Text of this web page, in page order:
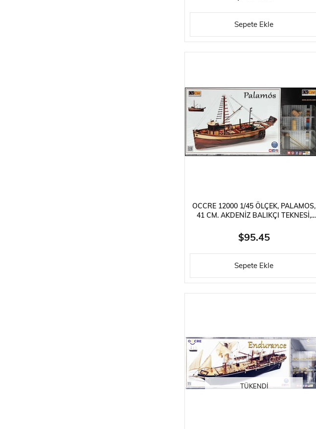
Sepete Ekle
OCCRE 12000 1/45 ÖLÇEK, PALAMOS,
41 CM. AKDENIZ BALIKÇI TEKNESI,
$95.45
Sepete Ekle
TÜKENDI